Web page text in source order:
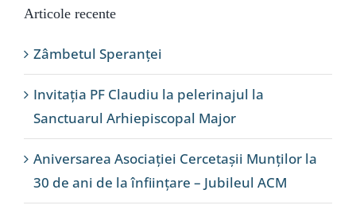
Articole recente
Zâmbetul Speranței
Invitația PF Claudiu la pelerinajul la
Sanctuarul Arhiepiscopal Major
Aniversarea Asociației Cercetașii Munților la
30 de ani de la înființare – Jubileul ACM